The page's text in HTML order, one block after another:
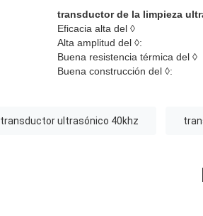
transductor de la limpieza
Eficacia alta del ◊
Alta amplitud del ◊:
Buena resistencia térmica del ◊
Buena construcción del ◊:
transductor ultrasónico 40khz